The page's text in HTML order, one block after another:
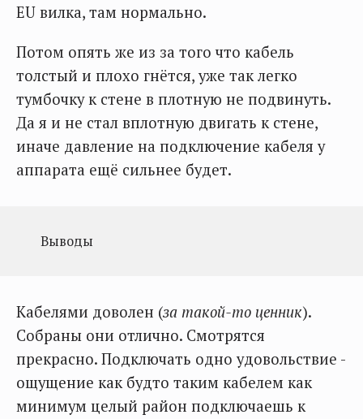
EU вилка, там нормально.
Потом опять же из за того что кабель
толстый и плохо гнётся, уже так легко
тумбочку к стене в плотную не подвинуть.
Да я и не стал вплотную двигать к стене,
иначе давление на подключение кабеля у
аппарата ещё сильнее будет.
Выводы
Кабелями доволен (за такой-то ценник).
Собраны они отлично. Смотрятся
прекрасно. Подключать одно удовольствие -
ощущение как будто таким кабелем как
минимум целый район подключаешь к